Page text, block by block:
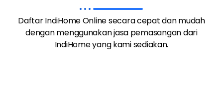
Daftar IndiHome Online secara cepat dan mudah
dengan menggunakan jasa pemasangan dari
IndiHome yang kami sediakan.